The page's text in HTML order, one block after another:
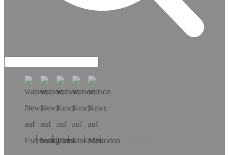
Hol dir die App!